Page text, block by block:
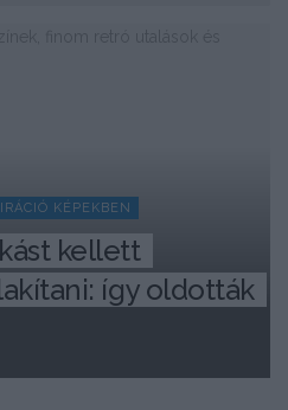
KÉPEKBEN
kellett
így oldották